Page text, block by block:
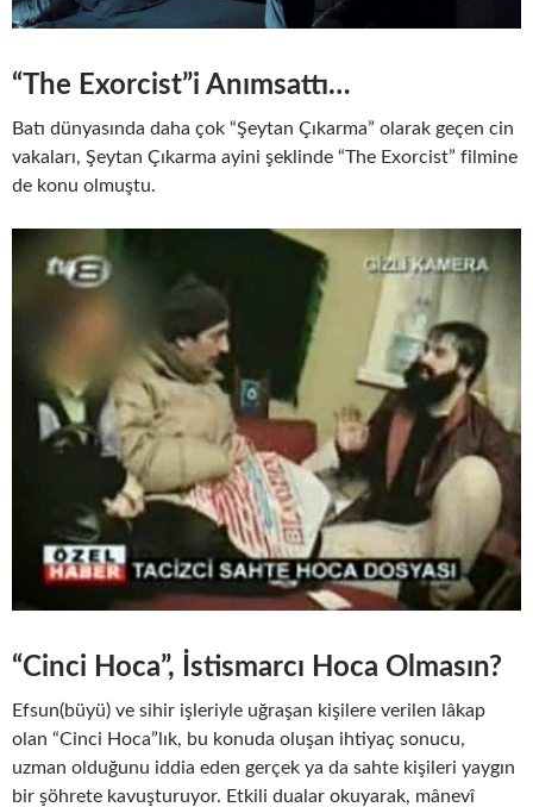
“The Exorcist”i Anımsattı…
Batı dünyasında daha çok “Şeytan Çıkarma” olarak geçen cin
vakaları, Şeytan Çıkarma ayini şeklinde “The Exorcist” filmine
de konu olmuştu.
“Cinci Hoca”, İstismarcı Hoca Olmasın?
Efsun(büyü) ve sihir işleriyle uğraşan kişilere verilen lâkap
olan “Cinci Hoca”lık, bu konuda oluşan ihtiyaç sonucu,
uzman olduğunu iddia eden gerçek ya da sahte kişileri yaygın
bir şöhrete kavuşturuyor. Etkili dualar okuyarak, mânevî